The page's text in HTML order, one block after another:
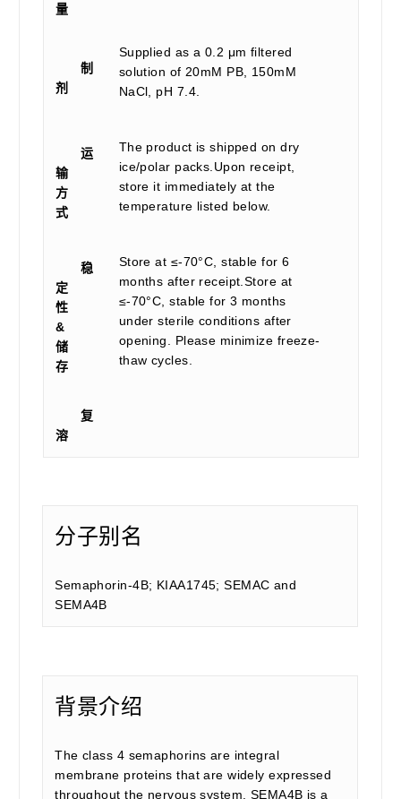
量
制
剂
Supplied as a 0.2 μm filtered
solution of 20mM PB, 150mM
NaCl, pH 7.4.
运
输
方
式
The product is shipped on dry
ice/polar packs.Upon receipt,
store it immediately at the
temperature listed below.
稳
定
性
&
储
存
Store at ≤-70°C, stable for 6
months after receipt.Store at
≤-70°C, stable for 3 months
under sterile conditions after
opening. Please minimize freeze-
thaw cycles.
复
溶
分子别名
Semaphorin-4B; KIAA1745; SEMAC and
SEMA4B
背景介绍
The class 4 semaphorins are integral
membrane proteins that are widely expressed
throughout the nervous system. SEMA4B is a